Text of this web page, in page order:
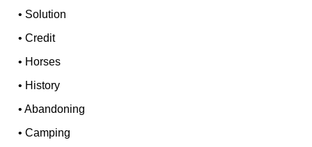
• Solution
•Credit
• Horses
• History
•Abandoning
•Camping